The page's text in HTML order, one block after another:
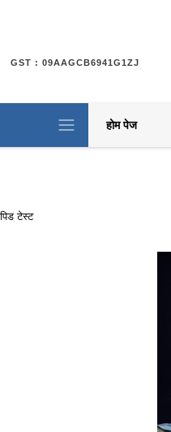
GST : 09AAGCB6941G1ZJ
होम पेज
टेस्ट